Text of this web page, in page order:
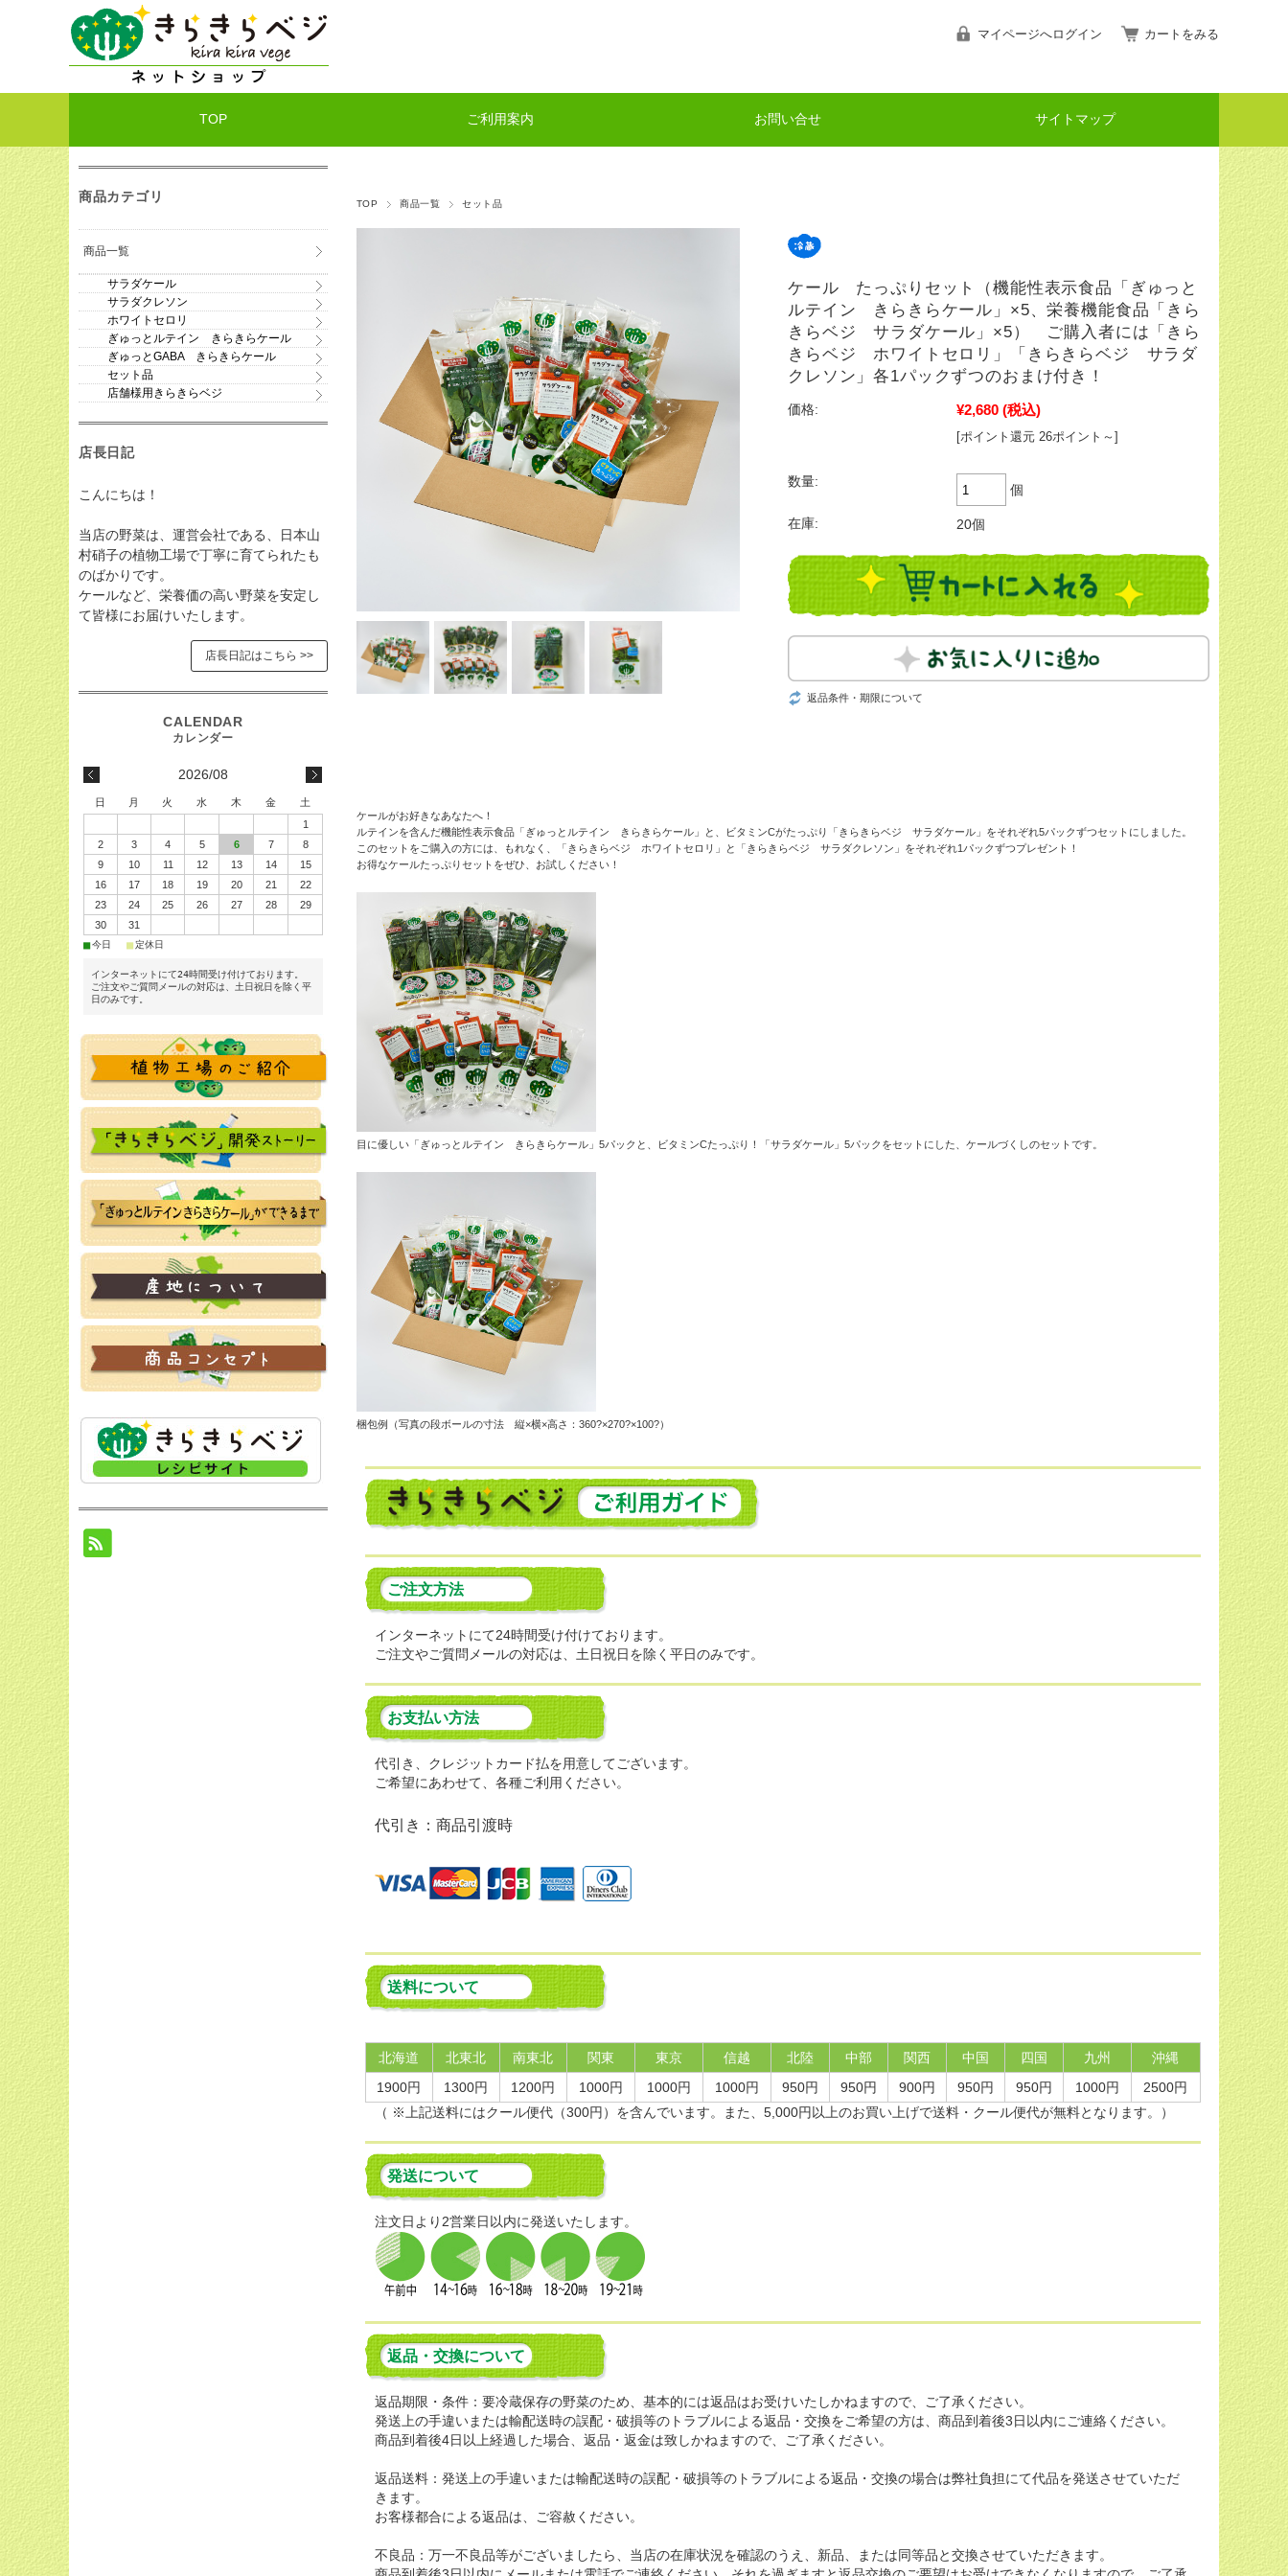
マイページへログイン カートをみる
TOP ご利用案内 お問い合せ サイトマップ
TOP 商品一覧 セット品
ケール たっぷりセット（機能性表示食品「ぎゅっと
ルテイン きらきらケール」×5、栄養機能食品「きら
きらベジ サラダケール」×5） ご購入者には「きら
きらベジ ホワイトセロリ」「きらきらベジ サラダ
クレソン」各1パックずつのおまけ付き！
価格: ¥2,680 (税込)
[ポイント還元 26ポイント～]
数量:
個
在庫: 20個
返品条件・期限について
ケールがお好きなあなたへ！
ルテインを含んだ機能性表示食品「ぎゅっとルテイン きらきらケール」と、ビタミンCがたっぷり「きらきらベジ サラダケール」をそれぞれ5パックずつセットにしました。
このセットをご購入の方には、もれなく、「きらきらベジ ホワイトセロリ」と「きらきらベジ サラダクレソン」をそれぞれ1パックずつプレゼント！
お得なケールたっぷりセットをぜひ、お試しください！
目に優しい「ぎゅっとルテイン きらきらケール」5パックと、ビタミンCたっぷり！「サラダケール」5パックをセットにした、ケールづくしのセットです。
梱包例（写真の段ボールの寸法 縦×横×高さ：360?×270?×100?）
ご注文方法
インターネットにて24時間受け付けております。
ご注文やご質問メールの対応は、土日祝日を除く平日のみです。
お支払い方法
代引き、クレジットカード払を用意してございます。
ご希望にあわせて、各種ご利用ください。
代引き：商品引渡時
送料について
北海道 北東北 南東北 関東 東京 信越 北陸 中部 関西 中国 四国 九州
沖縄
1900円
1300円 1200円 1000円 1000円 1000円 950円 950円 900円 950円 950円 1000円
2500円
（ ※上記送料にはクール便代（300円）を含んでいます。また、5,000円以上のお買い上げで送料・クール便代が無料となります。）
発送について
注文日より2営業日以内に発送いたします。
返品・交換について
返品期限・条件：要冷蔵保存の野菜のため、基本的には返品はお受けいたしかねますので、ご了承ください。
発送上の手違いまたは輸配送時の誤配・破損等のトラブルによる返品・交換をご希望の方は、商品到着後3日以内にご連絡ください。
商品到着後4日以上経過した場合、返品・返金は致しかねますので、ご了承ください。
返品送料：発送上の手違いまたは輸配送時の誤配・破損等のトラブルによる返品・交換の場合は弊社負担にて代品を発送させていただ
きます。
お客様都合による返品は、ご容赦ください。
不良品：万一不良品等がございましたら、当店の在庫状況を確認のうえ、新品、または同等品と交換させていただきます。
商品カテゴリ
商品一覧
サラダケール
サラダクレソン
ホワイトセロリ
ぎゅっとルテイン きらきらケール
ぎゅっとGABA きらきらケール
セット品
店舗様用きらきらベジ
店長日記
こんにちは！
当店の野菜は、運営会社である、日本山
村硝子の植物工場で丁寧に育てられたも
のばかりです。
ケールなど、栄養価の高い野菜を安定し
て皆様にお届けいたします。
店長日記はこちら >>
2026/08
日 月 火 水 木 金
土
1
2
3 4 5 6 7
8
9
10 11 12 13 14
15
16
17 18 19 20 21
22
23
24 25 26 27 28
29
30
31
■今日 ■定休日
インターネットにて24時間受け付けております。
ご注文やご質問メールの対応は、土日祝日を除く平
日のみです。